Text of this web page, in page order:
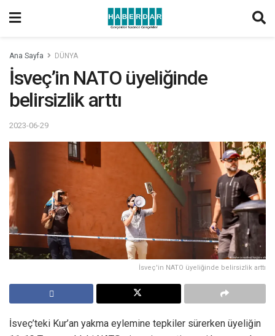
Ana Sayfa DÜNYA
İsveç’in NATO üyeliğinde
belirsizlik arttı
2023-06-29
İsveç'in NATO üyeliğinde belirsizlik arttı
İsveç’teki Kur’an yakma eylemine tepkiler sürerken üyeliğin